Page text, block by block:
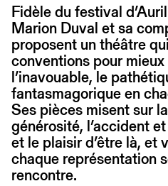
Fidèle du festival
Marion Duval et sa
proposent un théâtre
conventions pour
l’inavouable, le
fantasmagorique en
Ses pièces misent sur
générosité, l’accident
et le plaisir d’être là, et
chaque représentation
rencontre.